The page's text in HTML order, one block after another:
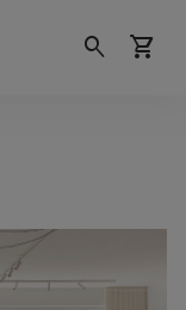
search shopping_cart